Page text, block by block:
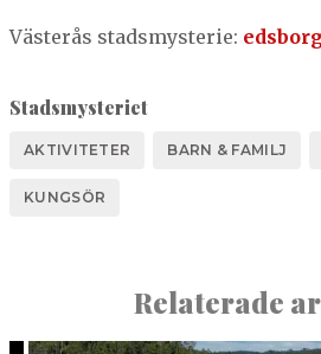
Västerås stadsmys­terie:
Stadsmysteriet
AKTIVITETER BARN & FAMILJ
KUNGSÖR
Relaterade